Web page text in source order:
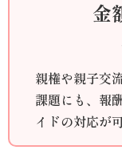
金
親権や親子交
課題にも、報
イドの対応が